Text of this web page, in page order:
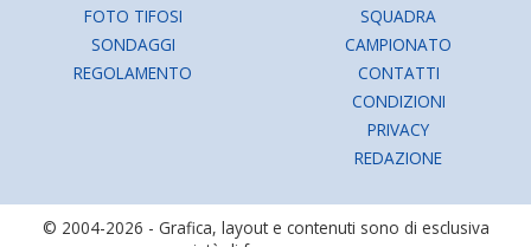
FOTO TIFOSI
SONDAGGI
REGOLAMENTO
SQUADRA
CAMPIONATO
CONTATTI
CONDIZIONI
PRIVACY
REDAZIONE
© 2004-2026 - Grafica, layout e contenuti sono di esclusiva